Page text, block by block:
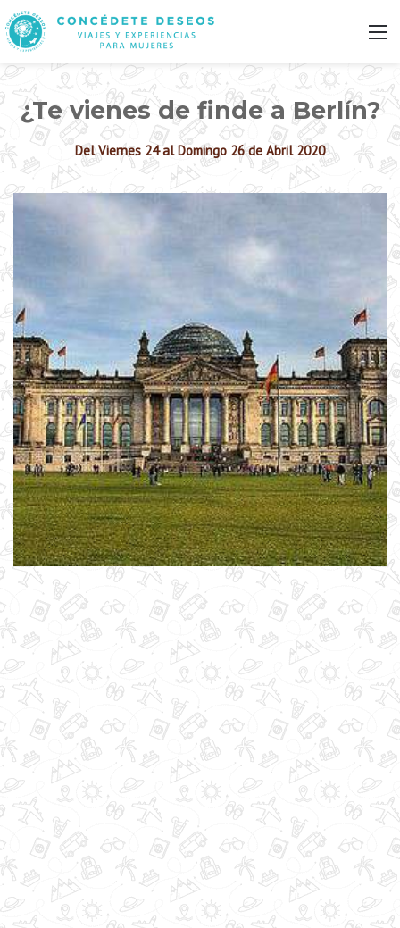
¿Te vienes de finde a Berlín?
Del Viernes 24 al Domingo 26 de Abril 2020